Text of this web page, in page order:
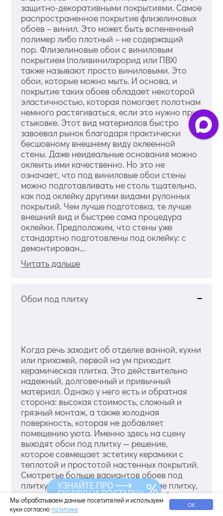
защитно-декоративными покрытиями. Самое
распространенное покрытие флизелиновых
обоев – винил. Это может быть вспененный
полимер либо плотный – не содержащий
пор. Флизелиновые обои с виниловым
покрытием (поливинилхрорид или ПВХ)
также называют просто виниловыми. Это
обои, которые можно мыть. И основа, и
покрытие таких обоев обладает некоторой
эластичностью, которая помогает полотнам
немного растягиваться, если это нужно при
стыковке. Этот вид материалов быстро
завоевал рынок благодаря практически
бесшовному внешнему виду оклеенной
стены. Даже неидеальные основания можно
оклеить ими качественно. Но это не
означает, что под виниловые обои стены
можно подготавливать не столь тщательно,
как под оклейку другими видами рулонных
покрытий. Чем лучше подготовка, те лучше
внешний вид и быстрее сама процедура
оклейки. Предположим, что стены уже
стандартно подготовлены под оклейку: с
демонтирован...
Читать дальше
Обои под плитку
Когда речь заходит об отделке ванной, кухни
или прихожей, первой на ум приходит
керамическая плитка. Это действительно
надежный, долговечный и привычный
материал. Однако у него есть и обратная
сторона: высокая стоимость, сложный и
грязный монтаж, а также холодная
поверхность, которая не добавляет
помещению уюта. Именно здесь на сцену
выходят обои под плитку — решение,
которое совмещает эстетику керамики с
теплотой и простотой настенных покрытий.
Смотретье больше вариантов обоев под
плитку. Сегодня обои, имитирующие плитку,
— это не просто временная замена. Это
полноценный дизайнерский инструмент,
Мы обрабатываем данные посетителей и используем
куки согласно политике ОК
УЗНАЙТЕ ПРО
СКИДКУ И ДОСТАВКУ